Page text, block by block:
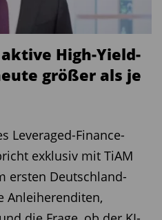
High-Yield-
größer als je
Leveraged-Finance-
exklusiv mit TiAM
ersten Deutschland-
Anleiherenditen,